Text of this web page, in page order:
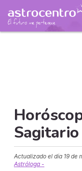
Sagitario
Actualizado el día 19 de
Astróloga -